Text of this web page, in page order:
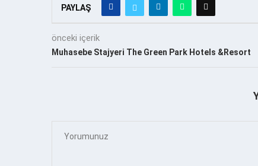
PAYLAŞ
önceki içerik
Muhasebe Stajyeri The Green Park Hotels &Resort